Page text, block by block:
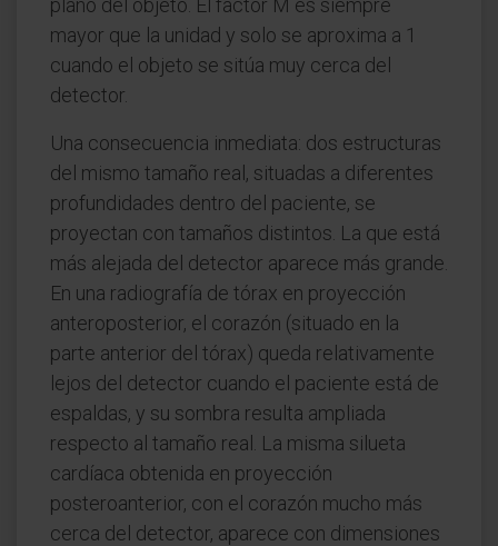
plano del objeto. El factor M es siempre
mayor que la unidad y solo se aproxima a 1
cuando el objeto se sitúa muy cerca del
detector.
Una consecuencia inmediata: dos estructuras
del mismo tamaño real, situadas a diferentes
profundidades dentro del paciente, se
proyectan con tamaños distintos. La que está
más alejada del detector aparece más grande.
En una radiografía de tórax en proyección
anteroposterior, el corazón (situado en la
parte anterior del tórax) queda relativamente
lejos del detector cuando el paciente está de
espaldas, y su sombra resulta ampliada
respecto al tamaño real. La misma silueta
cardíaca obtenida en proyección
posteroanterior, con el corazón mucho más
cerca del detector, aparece con dimensiones